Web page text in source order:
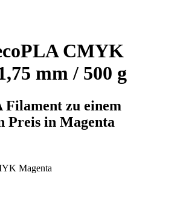
CMYK
mm / 500 g
zu einem
Preis in Magenta
Magenta